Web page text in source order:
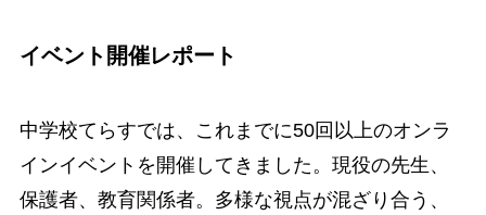
イベント開催レポート
中学校てらすでは、これまでに50回以上のオンラ
インイベントを開催してきました。現役の先生、
保護者、教育関係者。多様な視点が混ざり合う、